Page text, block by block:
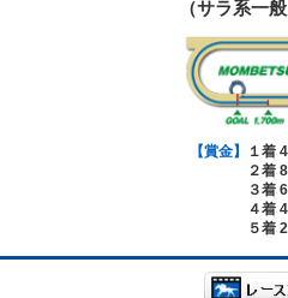
（サラ系一
【賞金】
１着
２着
３着
４着
５着